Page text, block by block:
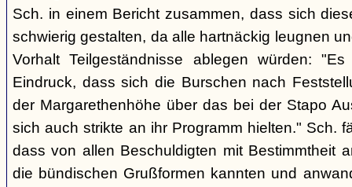
Sch. in einem Bericht zusammen, dass sich
schwierig gestalten, da alle hartnäckig leugnen
Vorhalt Teilgeständnisse ablegen würden:
Eindruck, dass sich die Burschen nach
der Margarethenhöhe über das bei der Stapo
sich auch strikte an ihr Programm hielten." Sch.
dass von allen Beschuldigten mit Bestimmtheit
die bündischen Grußformen kannten und